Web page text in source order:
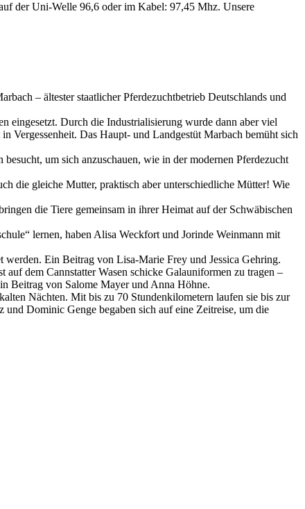
der Uni-Welle 96,6 oder im Kabel: 97,45 Mhz. Unsere
– ältester staatlicher Pferdezuchtbetrieb Deutschlands und
eingesetzt. Durch die Industrialisierung wurde dann aber viel
Vergessenheit. Das Haupt- und Landgestüt Marbach bemüht sich
um sich anzuschauen, wie in der modernen Pferdezucht
die gleiche Mutter, praktisch aber unterschiedliche Mütter! Wie
die Tiere gemeinsam in ihrer Heimat auf der Schwäbischen
lernen, haben Alisa Weckfort und Jorinde Weinmann mit
werden. Ein Beitrag von Lisa-Marie Frey und Jessica Gehring.
dem Cannstatter Wasen schicke Galauniformen zu tragen –
Beitrag von Salome Mayer und Anna Höhne.
Nächten. Mit bis zu 70 Stundenkilometern laufen sie bis zur
Dominic Genge begaben sich auf eine Zeitreise, um die